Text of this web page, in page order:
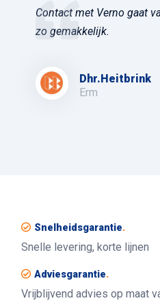
Contact met Verno gaat
zo gemakkelijk.
Dhr.Heitbrink
Erm
Snelheidsgarantie.
Snelle levering, korte lijnen
Adviesgarantie.
Vrijblijvend advies op maat